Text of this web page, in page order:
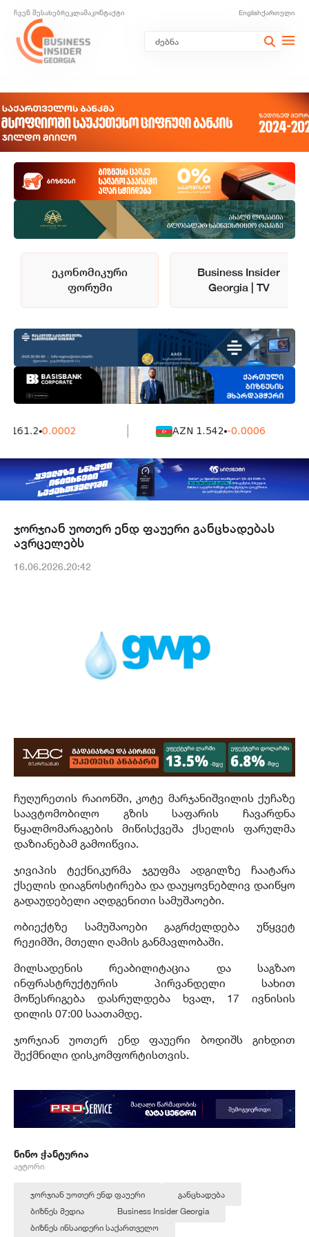
ჩვენ შესახებრეკლამაკონტაქტი Englishქართული
ეკონომიკური
ფორუმი
Business Insider
Georgia | TV
0.0002 AZN 1.542 -0.0006
ჯორჯიან უოთერ ენდ ფაუერი განცხადებას
ავრცელებს
16.06.2026.20:42
ჩუღურეთის რაიონში, კოტე მარჯანიშვილის ქუჩაზე
საავტომობილო გზის საფარის ჩავარდნა
წყალმომარაგების მიწისქვეშა ქსელის ფარულმა
დაზიანებამ გამოიწვია.
ჯივიპის ტექნიკურმა ჯგუფმა ადგილზე ჩაატარა
ქსელის დიაგნოსტირება და დაუყოვნებლივ დაიწყო
გადაუდებელი აღდგენითი სამუშაოები.
ობიექტზე სამუშაოები გაგრძელდება უწყვეტ
რეჟიმში, მთელი ღამის განმავლობაში.
მილსადენის რეაბილიტაცია და საგზაო
ინფრასტრუქტურის პირვანდელი სახით
მოწესრიგება დასრულდება ხვალ, 17 ივნისის
დილის 07:00 საათამდე.
ჯორჯიან უოთერ ენდ ფაუერი ბოდიშს გიხდით
შექმნილი დისკომფორტისთვის.
ნინო ჭანტურია
ავტორი
ჯორჯიან უოთერ ენდ ფაუერი
განცხადება
ბიზნეს მედია
Business Insider Georgia
ბიზნეს ინსაიდერი საქართველო